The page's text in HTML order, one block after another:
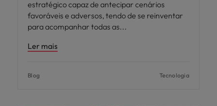
estratégico capaz de antecipar cenários
favoráveis e adversos, tendo de se reinventar
para acompanhar todas as
Ler mais
Blog Tecnologia